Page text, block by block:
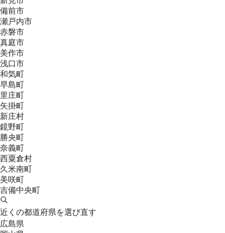
備前市
瀬戸内市
赤磐市
真庭市
美作市
浅口市
和気町
早島町
里庄町
矢掛町
新庄村
鏡野町
勝央町
奈義町
西粟倉村
久米南町
美咲町
吉備中央町
近くの都道府県を選び直す
広島県